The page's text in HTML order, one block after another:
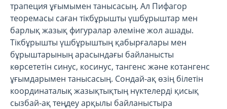
трапеция ұғымымен танысасың. Ал Пифагор
теоремасы саған тікбұрышты үшбұрыштар мен
барлық жазық фигуралар әлеміне жол ашады.
Тікбұрышты үшбұрыштың қабырғалары мен
бұрыштарының арасындағы байланысты
көрсететін синус, косинус, тангенс және котангенс
ұғымдарымен танысасың. Сондай-ақ өзің білетін
координаталық жазықтықтың нүктелерді қисық
сызбай-ақ теңдеу арқылы байланыстыра